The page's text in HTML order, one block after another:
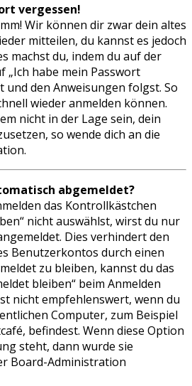
vergessen!
Wir können dir zwar dein altes
mitteilen, du kannst es jedoch
machst du, indem du auf der
„Ich habe mein Passwort
und den Anweisungen folgst. So
wieder anmelden können.
nicht in der Lage sein, dein
so wende dich an die
abgemeldet?
das Kontrollkästchen
nicht auswählst, wirst du nur
Dies verhindert den
Benutzerkontos durch einen
zu bleiben, kannst du das
bleiben“ beim Anmelden
nicht empfehlenswert, wenn du
Computer, zum Beispiel
befindest. Wenn diese Option
steht, dann wurde sie
Board-Administration